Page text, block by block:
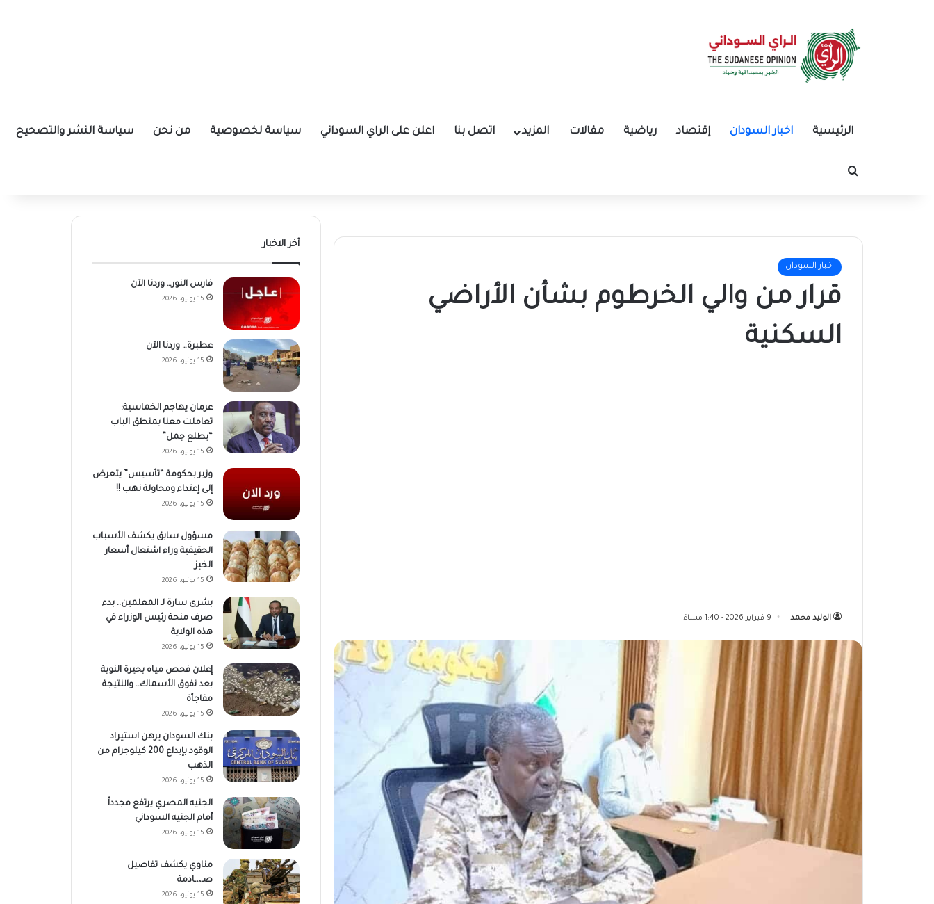
الرئيسية اخبار السودان إقتصاد رياضية مقالات المزيد اتصل بنا اعلن على الراي السوداني سياسة لخصوصية من نحن سياسة النشر والتصحيح
بحث عن
اخبار السودان
قرار من والي الخرطوم بشأن الأراضي
السكنية
الوليد محمد 9 فبراير 2026 - 1:40 مساءً
أخر الاخبار
فارس النور… وردنا الآن
15 يونيو، 2026
عطبرة… وردنا الآن
15 يونيو، 2026
عرمان يهاجم الخماسية:
تعاملت معنا بمنطق الباب
“يطلع جمل”
15 يونيو، 2026
وزير بحكومة “تأسيس” يتعرض
إلى إعتداء ومحاولة نهب !!
15 يونيو، 2026
مسؤول سابق يكشف الأسباب
الحقيقية وراء اشتعال أسعار
الخبز
15 يونيو، 2026
بشرى سارة لـ المعلمين.. بدء
صرف منحة رئيس الوزراء في
هذه الولاية
15 يونيو، 2026
إعلان فحص مياه بحيرة النوبة
بعد نفوق الأسماك.. والنتيجة
مفاجأة
15 يونيو، 2026
بنك السودان يرهن استيراد
الوقود بإيداع 200 كيلوجرام من
الذهب
15 يونيو، 2026
الجنيه المصري يرتفع مجدداً
أمام الجنيه السوداني
15 يونيو، 2026
مناوي يكشف تفاصيل
صـ،،ـادمة
15 يونيو، 2026